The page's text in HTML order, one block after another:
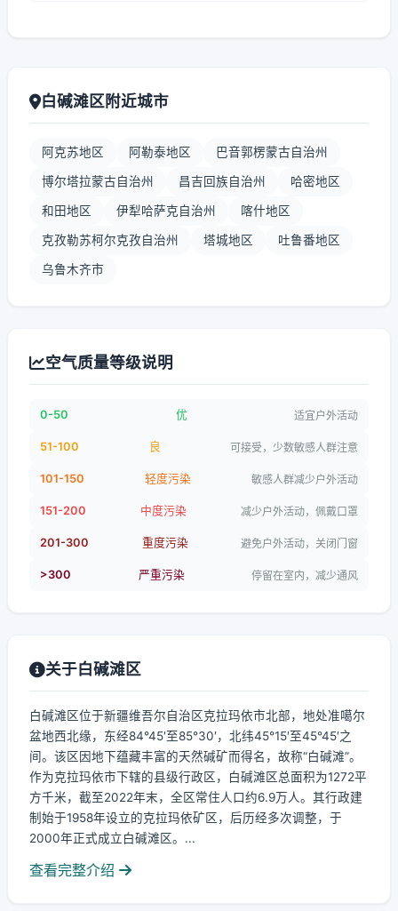
白碱滩区附近城市
阿克苏地区 阿勒泰地区 巴音郭楞蒙古自治州
博尔塔拉蒙古自治州 昌吉回族自治州 哈密地区
和田地区 伊犁哈萨克自治州 喀什地区
克孜勒苏柯尔克孜自治州 塔城地区 吐鲁番地区
乌鲁木齐市
空气质量等级说明
0-50 优 适宜户外活动
51-100 良 可接受，少数敏感人群注意
101-150 轻度污染 敏感人群减少户外活动
151-200 中度污染 减少户外活动，佩戴口罩
201-300 重度污染 避免户外活动，关闭门窗
>300 严重污染 停留在室内，减少通风
关于白碱滩区
白碱滩区位于新疆维吾尔自治区克拉玛依市北部，地处准噶尔
盆地西北缘，东经84°45′至85°30′，北纬45°15′至45°45′之
间。该区因地下蕴藏丰富的天然碱矿而得名，故称“白碱滩”。
作为克拉玛依市下辖的县级行政区，白碱滩区总面积为1272平
方千米，截至2022年末，全区常住人口约6.9万人。其行政建
制始于1958年设立的克拉玛依矿区，后历经多次调整，于
2000年正式成立白碱滩区。...
查看完整介绍